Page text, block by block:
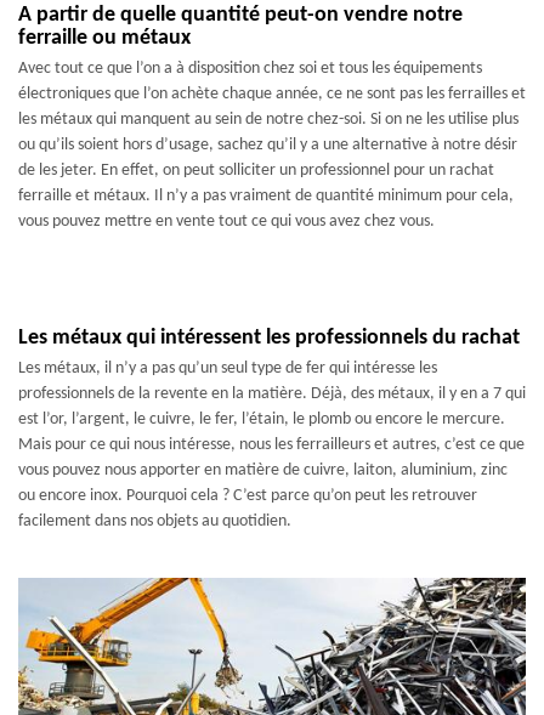
A partir de quelle quantité peut-on vendre notre
ferraille ou métaux
Avec tout ce que l’on a à disposition chez soi et tous les équipements
électroniques que l’on achète chaque année, ce ne sont pas les ferrailles et
les métaux qui manquent au sein de notre chez-soi. Si on ne les utilise plus
ou qu’ils soient hors d’usage, sachez qu’il y a une alternative à notre désir
de les jeter. En effet, on peut solliciter un professionnel pour un rachat
ferraille et métaux. Il n’y a pas vraiment de quantité minimum pour cela,
vous pouvez mettre en vente tout ce qui vous avez chez vous.
Les métaux qui intéressent les professionnels du rachat
Les métaux, il n’y a pas qu’un seul type de fer qui intéresse les
professionnels de la revente en la matière. Déjà, des métaux, il y en a 7 qui
est l’or, l’argent, le cuivre, le fer, l’étain, le plomb ou encore le mercure.
Mais pour ce qui nous intéresse, nous les ferrailleurs et autres, c’est ce que
vous pouvez nous apporter en matière de cuivre, laiton, aluminium, zinc
ou encore inox. Pourquoi cela ? C’est parce qu’on peut les retrouver
facilement dans nos objets au quotidien.